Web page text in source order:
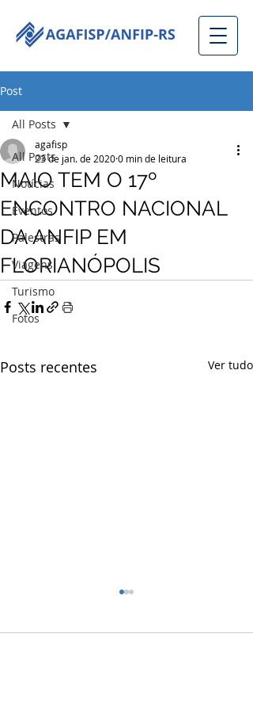
Post
All Posts
Notícias
Eventos
Palestras
Viagens
Turismo
Fotos
All Posts
MAIO TEM O 17º
ENCONTRO NACIONAL
DA ANFIP EM
FLORIANÓPOLIS
agafisp
23 de jan. de 20200 min de leitura
Posts recentes Ver tudo